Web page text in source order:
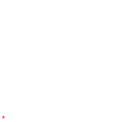
*